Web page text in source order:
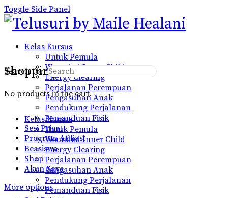
Toggle Side Panel
Kelas Kursus
Untuk Pemula
Wounded Inner Child
Energy Clearing
Perjalanan Perempuan
Pengasuhan Anak
Pendukung Perjalanan
Pemanduan Fisik
Sesi Privat
Program Afiliasi
Beasiswa
Shop
Akun Saya
More options
Shopping Cart
No products in the cart.
Search for:
Kelas Kursus
Untuk Pemula
Wounded Inner Child
Energy Clearing
Perjalanan Perempuan
Pengasuhan Anak
Pendukung Perjalanan
Pemanduan Fisik